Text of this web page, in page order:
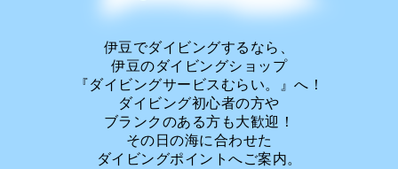
伊豆でダイビングするなら、
伊豆のダイビングショップ
『ダイビングサービスむらい。』へ！
ダイビング初心者の方や
ブランクのある方も大歓迎！
その日の海に合わせた
ダイビングポイントへご案内。